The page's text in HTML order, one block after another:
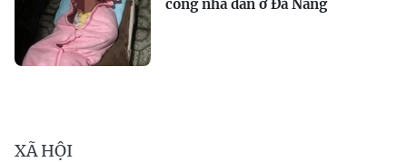
cổng nhà dân ở Đà Nẵng
XÃ HỘI